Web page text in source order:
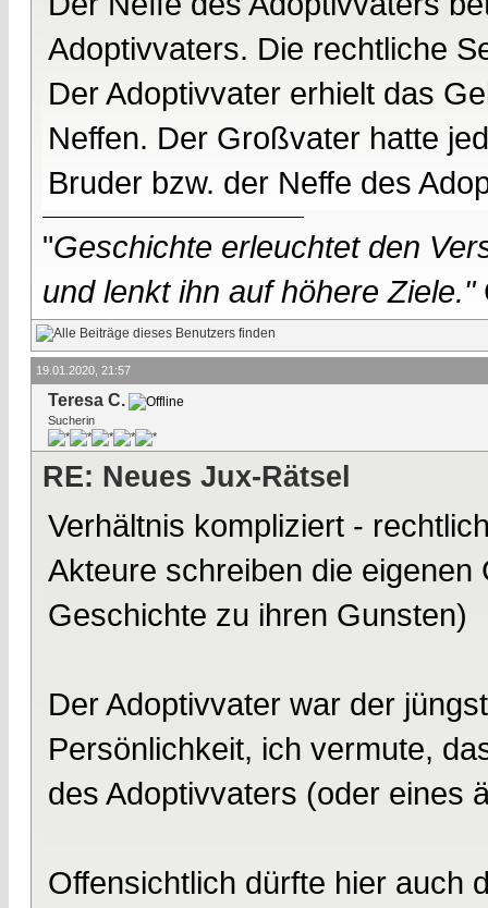
Adoptivvaters. Die rechtliche
Der Adoptivvater erhielt das
Neffen. Der Großvater hatte
Bruder bzw. der Neffe des
"Geschichte erleuchtet den
und lenkt ihn auf höhere Ziele."
19.01.2020, 21:57
Teresa C.
Sucherin
RE: Neues Jux-Rätsel
Verhältnis kompliziert -
Akteure schreiben die
Geschichte zu ihren Gunsten)
Der Adoptivvater war der
Persönlichkeit, ich vermute,
des Adoptivvaters (oder eines
Offensichtlich dürfte hier auch